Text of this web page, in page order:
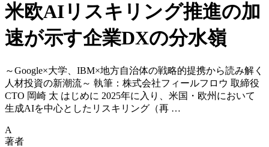
米欧AIリスキリング推進の加
速が示す企業DXの分水嶺
～Google×大学、IBM×地方自治体の戦略的提携から読み解く
人材投資の新潮流～ 執筆：株式会社フィールフロウ 取締役
CTO 岡崎 太 はじめに 2025年に入り、米国・欧州において
生成AIを中心としたリスキリング（再 …
A
著者